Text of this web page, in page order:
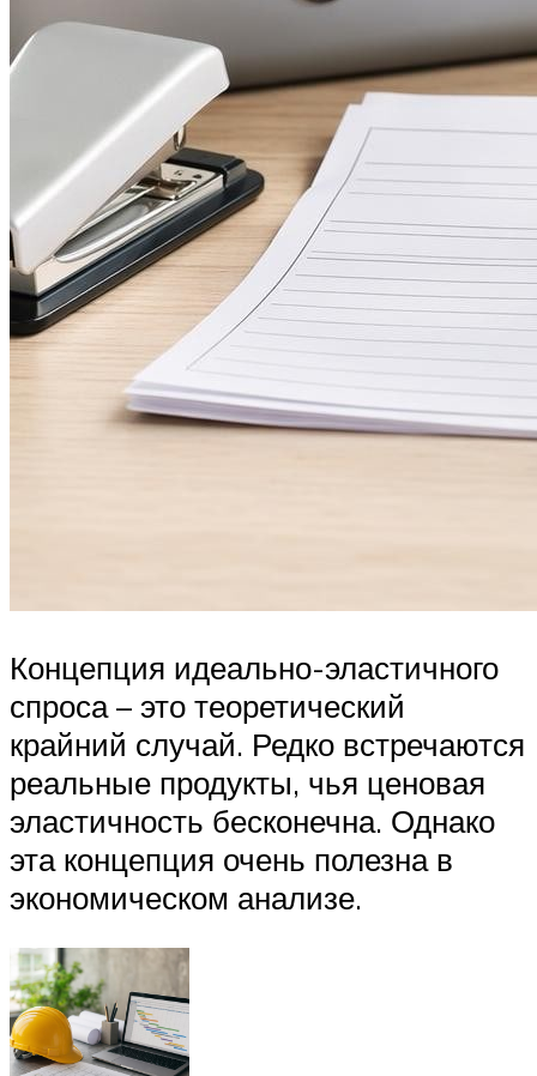
Концепция идеально-эластичного
спроса – это теоретический
крайний случай. Редко встречаются
реальные продукты, чья ценовая
эластичность бесконечна. Однако
эта концепция очень полезна в
экономическом анализе.